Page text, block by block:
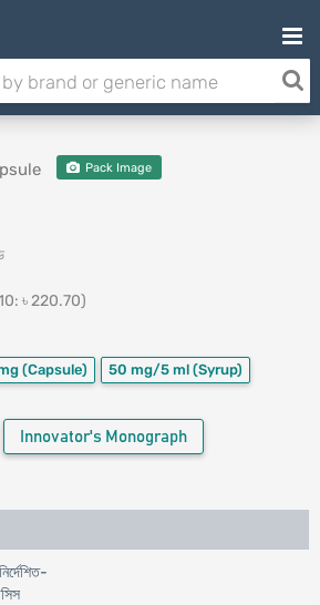
Pack Image
৳ 220.70)
(Capsule) 50 mg/5 ml (Syrup)
Innovator's Monograph